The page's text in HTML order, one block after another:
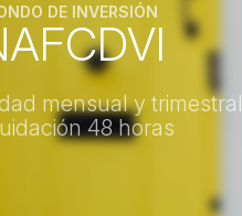
DE INVERSIÓN
mensual y trimestral
48 horas